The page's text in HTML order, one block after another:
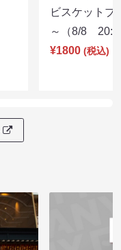
ビスケットブ
～（8/8
¥1800 (税込)